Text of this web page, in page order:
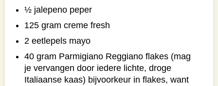
½ jalepeno peper
125 gram creme fresh
2 eetlepels mayo
40 gram Parmigiano Reggiano flakes (mag
je vervangen door iedere lichte, droge
Italiaanse kaas) bijvoorkeur in flakes, want